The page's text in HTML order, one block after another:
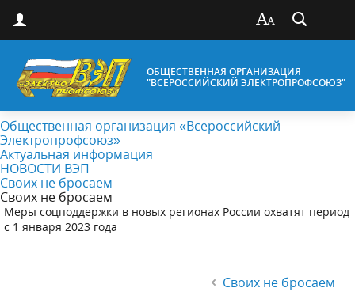
ОБЩЕСТВЕННАЯ ОРГАНИЗАЦИЯ
"ВСЕРОССИЙСКИЙ ЭЛЕКТРОПРОФСОЮЗ"
Общественная организация «Всероссийский
Электропрофсоюз»
Актуальная информация
НОВОСТИ ВЭП
Своих не бросаем
Своих не бросаем
Меры соцподдержки в новых регионах России охватят период
с 1 января 2023 года
Своих не бросаем